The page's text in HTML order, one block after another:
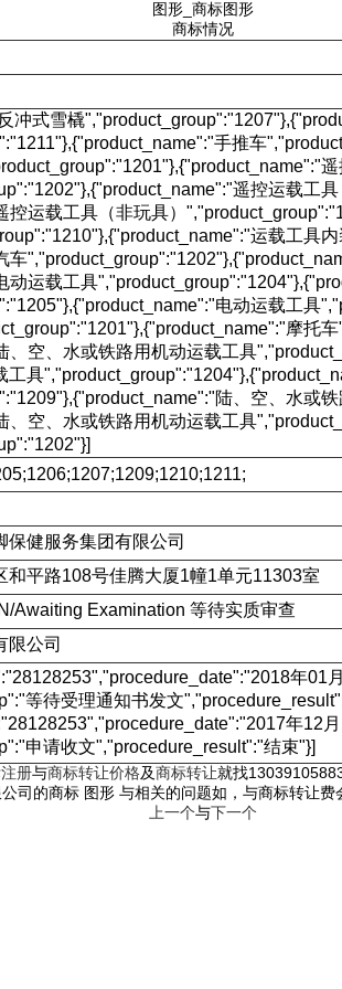
图形_商标图形
商标情况
冲式雪橇
手推车
遥控运载工
控运载工具（非玩具）
运载工具
车
动运载工具
电动运载工具
摩托
、空、水或铁路用机动运载工具
工具
陆、空、水或
、空、水或铁路用机动运载工具
保健服务集团有限公司
和平路108号佳腾大厦1幢1单元11303室
Awaiting Examination 等待实质审查
限公司
年01
等待受理通知书发文
年12
申请收文","procedure_result":"结束"}]
册与商标转让价格及商标转让就找
司的商标 图形 与相关的问题如，与商标转让
上一个与下一个